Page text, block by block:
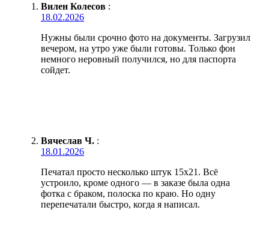
Вилен Колесов :
18.02.2026
Нужны были срочно фото на документы. Загрузил
вечером, на утро уже были готовы. Только фон
немного неровный получился, но для паспорта
сойдет.
Вячеслав Ч. :
18.01.2026
Печатал просто несколько штук 15х21. Всё
устроило, кроме одного — в заказе была одна
фотка с браком, полоска по краю. Но одну
перепечатали быстро, когда я написал.